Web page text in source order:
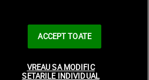
ACCEPT TOATE
VREAU SA MODIFIC
SETARILE INDIVIDUAL